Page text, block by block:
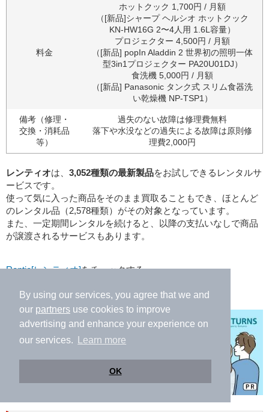
By using our services, you agree that we and
our partners use cookies to improve
advertising and enhance your experience on
our services.
Learn more
OK
料金
ホットクック 1,700円 / 月額
（[新品]シャープ ヘルシオ ホットクック
KN-HW16G 2〜4人用 1.6L容量）
プロジェクター 4,500円 / 月額
（[新品] popIn Aladdin 2 世界初の照明一体
型3in1プロジェクター PA20U01DJ）
食洗機 5,000円 / 月額
（[新品] Panasonic タンク式 スリム食器洗
い乾燥機 NP-TSP1）
備考（修理・
交換・消耗品
等）
過失のない故障は修理費無料
落下や水没などの過失による故障は原則修
理費2,000円
レンティオは、 3,052種類の最新製品をお試しできるレンタルサ
ービスです。
使って気に入った商品をそのまま買取ることもでき、ほとんど
のレンタル品（2,578種類）がその対象となっています。
また、一定期間レンタルを続けると、以降の支払いなしで商品
が譲渡されるサービスもあります。
Rentio[レンティオ]をチェックする